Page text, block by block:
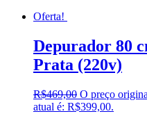
Oferta!
Depurador 80
Prata (220v)
R$469,00 O preço
atual é: R$399,00.